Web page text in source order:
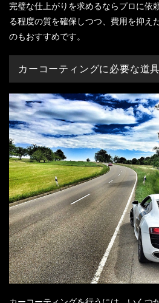
完璧な仕上がりを求めるならプロに依
る程度の質を確保しつつ、費用を抑え
のもおすすめです。
カーコーティングに必要な道具